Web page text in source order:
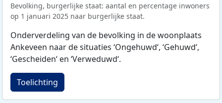
Bevolking, burgerlijke staat: aantal en percentage inwoners
op 1 januari 2025 naar burgerlijke staat.
Onderverdeling van de bevolking in de woonplaats
Ankeveen naar de situaties ‘Ongehuwd‘, ‘Gehuwd‘,
‘Gescheiden‘ en ‘Verweduwd‘.
Toelichting